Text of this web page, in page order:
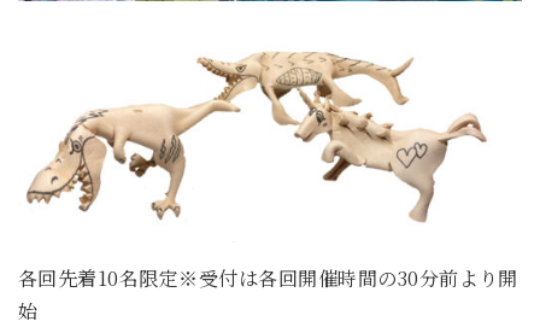
各回先着10名限定※受付は各回開催時間の30分前より開
始